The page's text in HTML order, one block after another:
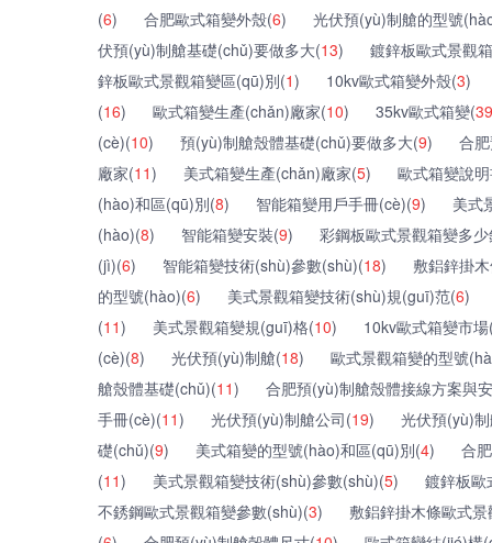
(6) 合肥歐式箱變外殼(6)
光伏預(yù)制艙的型號
伏預(yù)制艙基礎(chǔ)要做多大(13)
鍍鋅板歐式景觀
鋅板歐式景觀箱變區(qū)別(1) 10kv歐式箱變外殼(3)
(16) 歐式箱變生產(chǎn)廠家(10) 35kv歐式箱變(39
(cè)(10) 預(yù)制艙殼體基礎(chǔ)要做多大(9)
合
廠家(11) 美式箱變生產(chǎn)廠家(5)
歐式箱變說
(hào)和區(qū)別(8) 智能箱變用戶手冊(cè)(9)
美式
(hào)(8) 智能箱變安裝(9)
彩鋼板歐式景觀箱變多
(jì)(6) 智能箱變技術(shù)參數(shù)(18)
敷鋁鋅掛
的型號(hào)(6) 美式景觀箱變技術(shù)規(guī)范(6)
(11) 美式景觀箱變規(guī)格(10)
10kv歐式箱變市
(cè)(8) 光伏預(yù)制艙(18)
歐式景觀箱變的型號
艙殼體基礎(chǔ)(11)
合肥預(yù)制艙殼體接線方案與
手冊(cè)(11) 光伏預(yù)制艙公司(19)
光伏預(yù)
礎(chǔ)(9) 美式箱變的型號(hào)和區(qū)別(4)
合
(11) 美式景觀箱變技術(shù)參數(shù)(5)
鍍鋅板歐
不銹鋼歐式景觀箱變參數(shù)(3)
敷鋁鋅掛木條歐式